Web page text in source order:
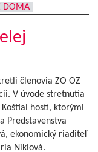
DOMA
členovia ZO OZ
V úvode stretnutia
hostí, ktorými
Predstavenstva
ekonomický riaditeľ
Niklová.